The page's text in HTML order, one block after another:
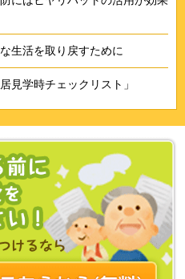
生活を取り戻すために
見学時チェックリスト」